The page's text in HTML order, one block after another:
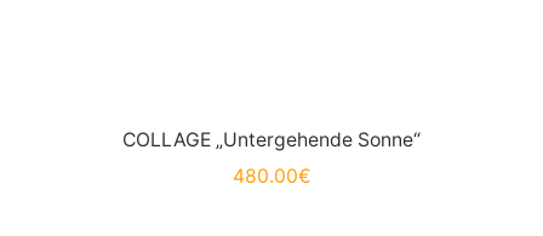
COLLAGE „Untergehende Sonne“
480.00€